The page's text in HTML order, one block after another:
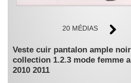
20 MÉDIAS
Veste cuir pantalon ample
collection 1.2.3 mode femme
2010 2011